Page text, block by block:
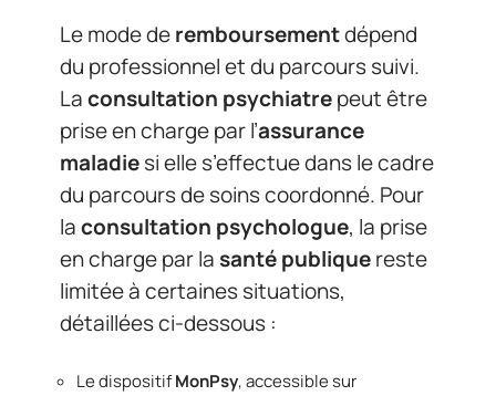
Le mode deremboursementdépend
du professionnel et du parcours suivi.
Laconsultation psychiatrepeut être
prise en charge par l’assurance
maladiesi elle s’effectue dans le cadre
du parcours de soins coordonné. Pour
laconsultation psychologue, la prise
en charge par la santé publiquereste
limitée à certaines situations,
détaillées ci-dessous :
Le dispositifMonPsy, accessible sur